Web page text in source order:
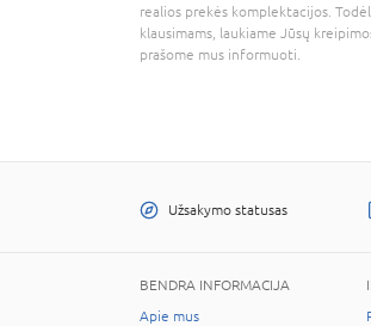
realios prekės komplektacijos.
klausimams, laukiame Jūsų
prašome mus informuoti.
Užsakymo statusas
BENDRA INFORMACIJA
Apie mus